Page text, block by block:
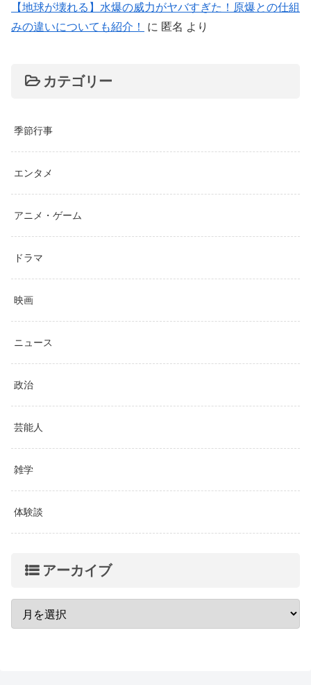
【地球が壊れる】水爆の威力がヤバすぎた！原爆との仕組
みの違いについても紹介！
に 匿名 より
カテゴリー
季節行事
エンタメ
アニメ・ゲーム
ドラマ
映画
ニュース
政治
芸能人
雑学
体験談
アーカイブ